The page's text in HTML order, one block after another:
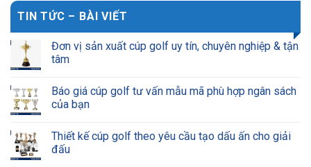
TIN TỨC – BÀI VIẾT
Đơn vị sản xuất cúp golf uy tín, chuyên nghiệp & tận
tâm
Báo giá cúp golf tư vấn mẫu mã phù hợp ngân sách
của bạn
Thiết kế cúp golf theo yêu cầu tạo dấu ấn cho giải
đấu